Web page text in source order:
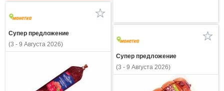
Супер предложение
(3 - 9 Августа 2026)
Супер предложение
(3 - 9 Августа 2026)